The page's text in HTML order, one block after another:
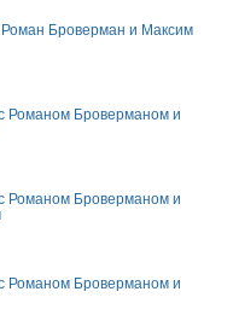
Броверман и Максим
Романом Броверманом и
Романом Броверманом и
Романом Броверманом и